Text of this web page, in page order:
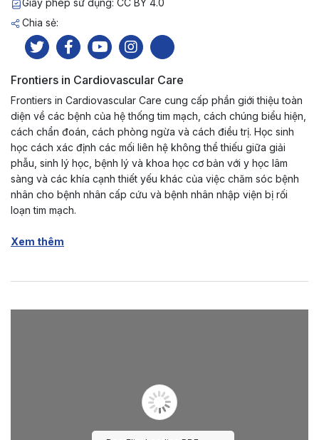
Giấy phép sử dụng: CC BY 4.0
Chia sẻ:
Frontiers in Cardiovascular Care
Frontiers in Cardiovascular Care cung cấp phần giới thiệu toàn
diện về các bệnh của hệ thống tim mạch, cách chúng biểu hiện,
cách chẩn đoán, cách phòng ngừa và cách điều trị. Học sinh
học cách xác định các mối liên hệ không thể thiếu giữa giải
phẫu, sinh lý học, bệnh lý và khoa học cơ bản với y học lâm
sàng và các khía cạnh thiết yếu khác của việc chăm sóc bệnh
nhân cho bệnh nhân cấp cứu và bệnh nhân nhập viện bị rối
loạn tim mạch.
Xem thêm